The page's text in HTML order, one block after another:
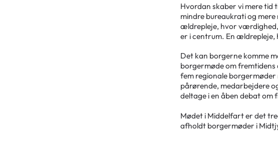
Hvordan skaber vi mere tid
mindre bureaukrati og
ældrepleje, hvor værdighed,
er i centrum. En
Det kan borgerne komme
borgermøde om
fem regionale borgermøder
pårørende, medarbejdere
deltage i en åben debat
Mødet i Middelfart er det
afholdt borgermøder i